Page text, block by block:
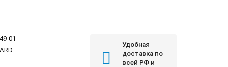
01
Удобная
доставка по
всей РФ и